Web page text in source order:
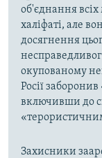
об'єднання
халіфаті, але
досягнення
окупованому
Росії
включивши до
Захисники